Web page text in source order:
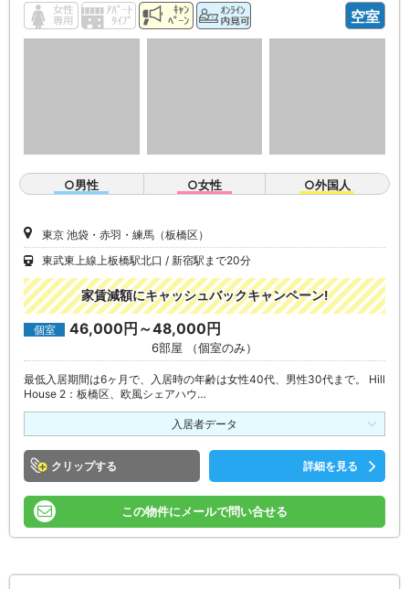
空室
○男性 ○女性 ○外国人
東京 池袋・赤羽・練馬（板橋区）
東武東上線上板橋駅北口
新宿駅まで20分
家賃減額にキャッシュバックキャンペーン!
個室 46,000円～48,000円
6部屋 （個室のみ）
最低入居期間は6ヶ月で、入居時の年齢は女性40代、男性30代まで。 Hill
House 2：板橋区、欧風シェアハウ…
入居者データ
クリップ 詳細を見る
この物件にメールで問い合せる